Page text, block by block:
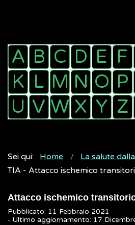
Sei qui: Home La salute
TIA - Attacco ischemico
Attacco ischemico
Pubblicato: 11 Febbraio 2021
- Ultimo aggiornamento: 17